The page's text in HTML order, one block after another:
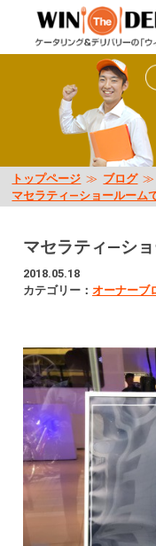
トップページ ≫ ブログ≫
マセラティ―ショールーム
マセラティ―シ
2018.05.18
カテゴリー：オーナーブ